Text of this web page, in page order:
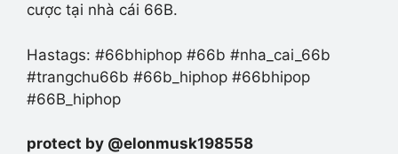
cược tại nhà cái 66B.
Hastags: #66bhiphop #66b #nha_cai_66b
#trangchu66b #66b_hiphop #66bhipop
#66B_hiphop
protect by @elonmusk198558